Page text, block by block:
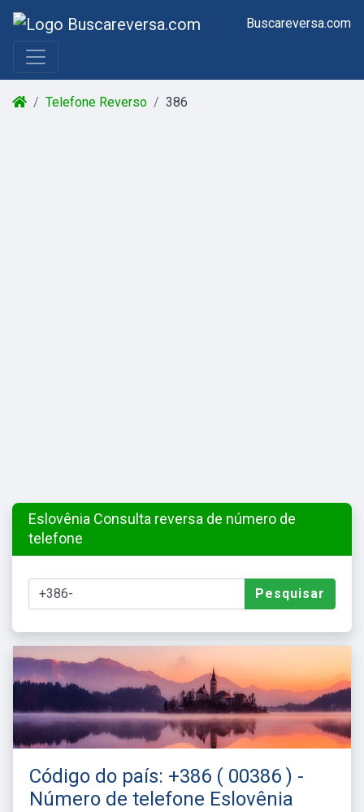
Buscareversa.com
Telefone Reverso 386
Eslovênia Consulta reversa de número de
telefone
Pesquisar
Código do país: +386 ( 00386 ) -
Número de telefone Eslovênia